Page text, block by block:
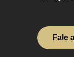
Fale